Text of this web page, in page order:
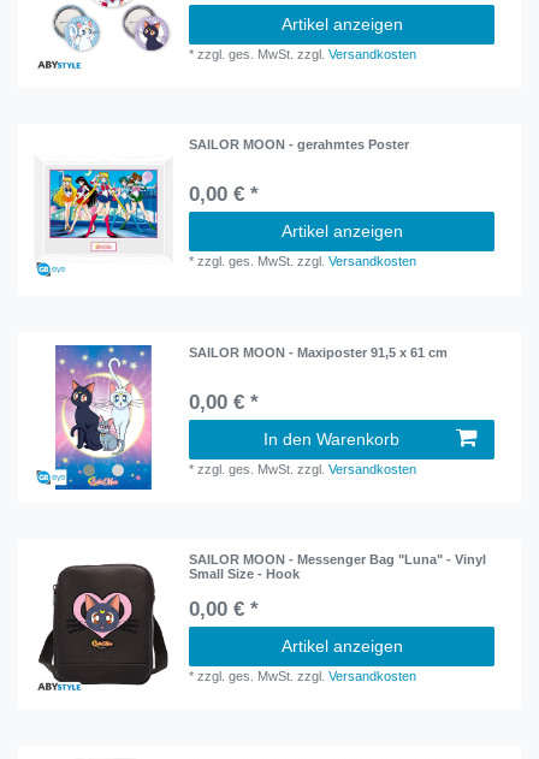
Artikel anzeigen
*zzgl. ges. MwSt. zzgl.Versandkosten
SAILOR MOON - gerahmtes Poster
0,00 € *
Artikel anzeigen
*zzgl. ges. MwSt. zzgl.Versandkosten
SAILOR MOON - Maxiposter 91,5 x 61 cm
0,00 € *
In den Warenkorb
*zzgl. ges. MwSt. zzgl.Versandkosten
SAILOR MOON - Messenger Bag "Luna" - Vinyl
Small Size - Hook
0,00 € *
Artikel anzeigen
*zzgl. ges. MwSt. zzgl.Versandkosten